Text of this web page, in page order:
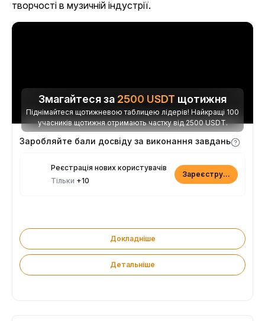
творчості в музичній індустрії.
Змагайтеся за 2500 USDT щотижня
Піднімайтеся щотижневою таблицею лідерів! Найкращі 100
учасників щотижня отримають частку від 2500 USDT.
Заробляйте бали досвіду за виконання завдань
Реєстрація нових користувачів
Тільки +10
Зареєструватися
Докладніше
Детальніше